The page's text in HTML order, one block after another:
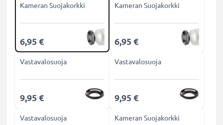
Kameran Suojakorkki
6,95 €
Kameran Suojakorkki
6,95 €
Vastavalosuoja
9,95 €
Vastavalosuoja
9,95 €
Vastavalosuoja Kameran Suojakorkki